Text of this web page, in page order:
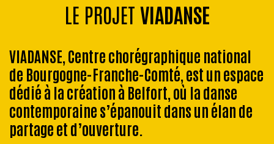
LE PROJET VIADANSE
VIADANSE, Centre chorégraphique national
de Bourgogne-Franche-Comté, est un espace
dédié à la création à Belfort, où la danse
contemporaine s’épanouit dans un élan de
partage et d’ouverture.